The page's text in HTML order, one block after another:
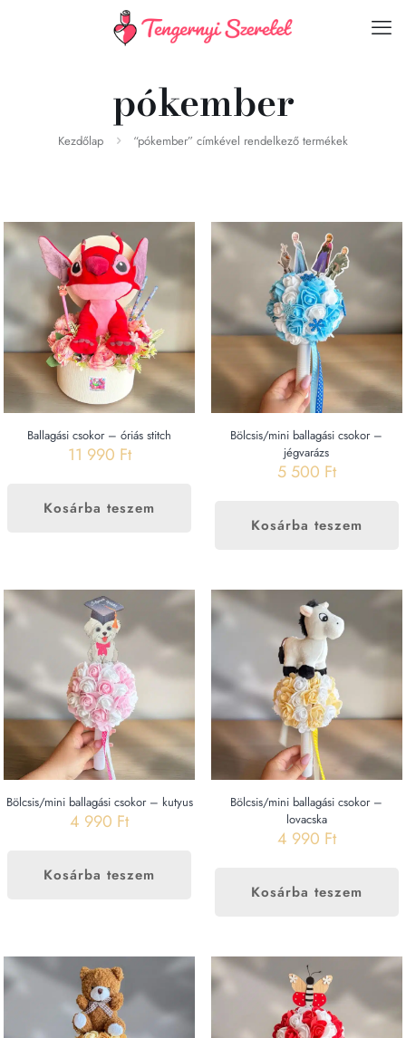
pókember
Kezdőlap “pókember” címkével rendelkező termékek
Ballagási csokor – óriás stitch
11 990 Ft
Kosárba teszem
Bölcsis/mini ballagási csokor –
jégvarázs
5 500 Ft
Kosárba teszem
Bölcsis/mini ballagási csokor – kutyus
4 990 Ft
Kosárba teszem
Bölcsis/mini ballagási csokor –
lovacska
4 990 Ft
Kosárba teszem